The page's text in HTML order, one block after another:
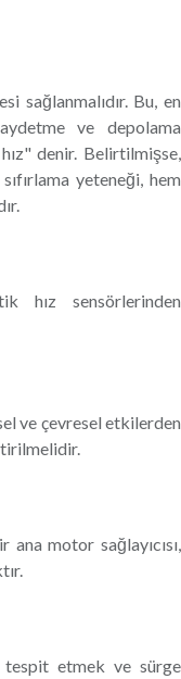
sağlanmalıdır. Bu, en
ve depolama
denir. Belirtilmişse,
yeteneği, hem
hız sensörlerinden
ve çevresel etkilerden
motor sağlayıcısı,
tespit etmek ve sürge